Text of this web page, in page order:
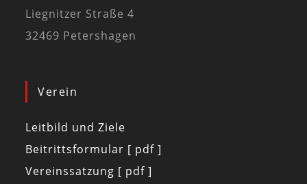
Liegnitzer Straße 4
32469 Petershagen
Verein
Leitbild und Ziele
Beitrittsformular [ pdf ]
Vereinssatzung [ pdf ]